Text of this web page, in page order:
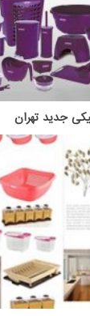
جدید تهران